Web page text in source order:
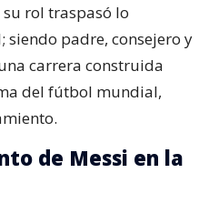
rol traspasó lo
padre, consejero y
carrera construida
del fútbol mundial,
de Messi en la